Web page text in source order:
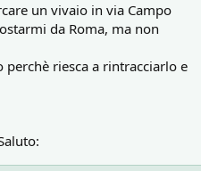
un vivaio in via Campo
da Roma, ma non
riesca a rintracciarlo e